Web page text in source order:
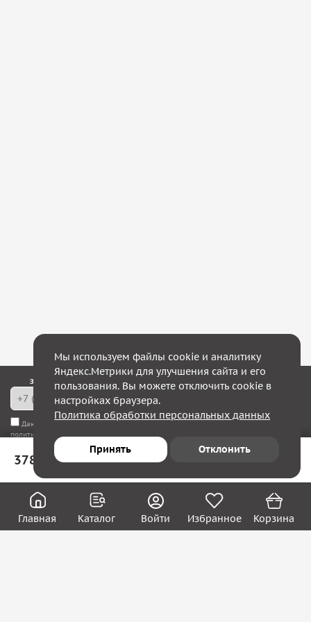
Главная Каталог Избранное
Войти Корзина
378 ₽
Закажите обратный звонок — в течение 10 минут мы с Вами свяжемся!
Даю согласие на обработку моих персональных данных
политикой конфиденциальности
Юридическим лицам
Акции
Вакансии
Контакты
Мы используем файлы cookie и аналитику
Яндекс.Метрики для улучшения сайта и его
пользования. Вы можете отключить cookie в
настройках браузера.
Политика обработки персональных данных
Принять Отклонить